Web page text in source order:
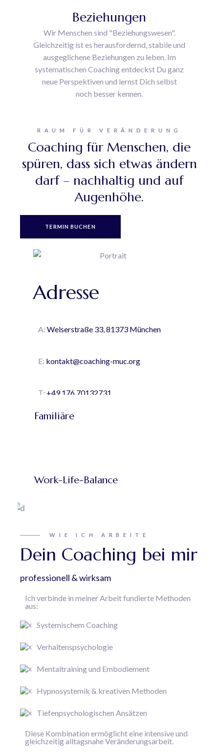
Beziehungen
Wir Menschen sind "Beziehungswesen".
Gleichzeitig ist es herausfordernd, stabile und
ausgeglichene Beziehungen zu leben. Im
systematischen Coaching entdeckst Du ganz
neue Perspektiven und lernst Dich selbst
noch besser kennen.
RAUM FÜR VERÄNDERUNG
Coaching für Menschen, die
spüren, dass sich etwas ändern
darf – nachhaltig und auf
Augenhöhe.
TERMIN BUCHEN
Adresse
A:Welserstraße 33, 81373 München
E: kontakt@coaching-muc.org
T: +49 176 70132731
Familiäre
Work-Life-Balance
WIE ICH ARBEITE
Dein Coaching bei mir
professionell & wirksam
Ich verbinde in meiner Arbeit fundierte Methoden
aus:
Systemischem Coaching
Verhaltenspsychologie
Mentaltraining und Embodiement
Hypnosystemik & kreativen Methoden
Tiefenpsychologischen Ansätzen
Diese Kombination ermöglicht eine intensive und
gleichzeitig alltagsnahe Veränderungsarbeit.